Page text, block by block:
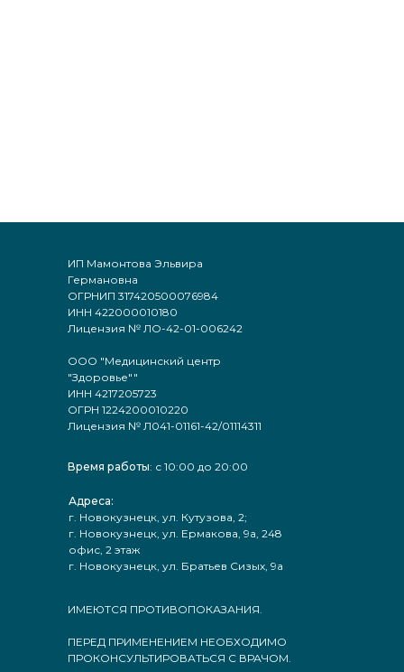
ИП Мамонтова Эльвира
Германовна
ОГРНИП 317420500076984
ИНН 422000010180
Лицензия № ЛО-42-01-006242
ООО "Медицинский центр
"Здоровье""
ИНН 4217205723
ОГРН 1224200010220
Лицензия № Л041-01161-42/01114311
ИМЕЮТСЯ ПРОТИВОПОКАЗАНИЯ.
ПЕРЕД ПРИМЕНЕНИЕМ НЕОБХОДИМО
ПРОКОНСУЛЬТИРОВАТЬСЯ С ВРАЧОМ.
Время работы: с 10:00 до 20:00
Адреса:
г. Новокузнецк, ул. Кутузова, 2;
г. Новокузнецк, ул. Ермакова, 9а, 248
офис, 2 этаж
г. Новокузнецк, ул. Братьев Сизых, 9а